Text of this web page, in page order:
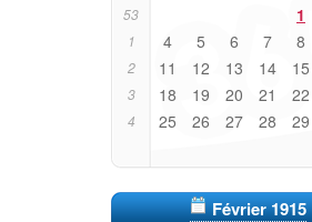
53 1
1 4 5 6 7 8
2 11 12 13 14 15
3 18 19 20 21 22
4 25 26 27 28 29
Février 1915